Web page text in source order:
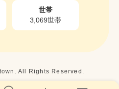
世帯
3,069世帯
All Rights Reserved.